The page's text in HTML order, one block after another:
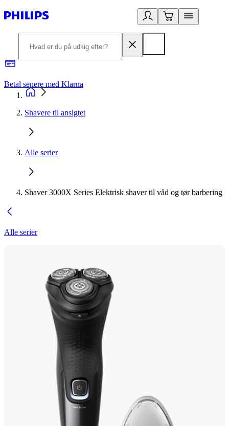
Betal senere med Klarna
Shavere til ansigtet
Alle serier
Shaver 3000X Series Elektrisk shaver til våd og tør barbering
Alle serier